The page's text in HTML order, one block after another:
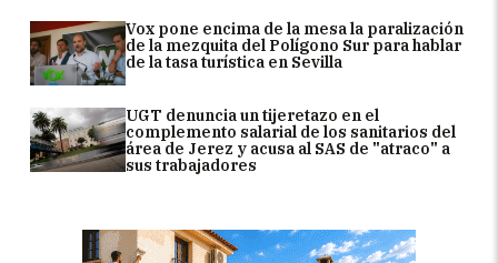
Vox pone encima de la mesa la paralización
de la mezquita del Polígono Sur para hablar
de la tasa turística en Sevilla
UGT denuncia un tijeretazo en el
complemento salarial de los sanitarios del
área de Jerez y acusa al SAS de "atraco" a
sus trabajadores